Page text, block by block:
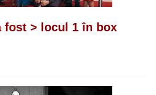
fost > locul 1 în box